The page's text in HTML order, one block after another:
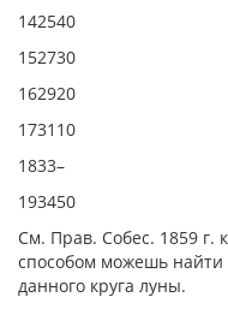
142540
152730
162920
173110
1833–
193450
См. Прав. Собес. 1859 г.
способом можешь найти
данного круга луны.